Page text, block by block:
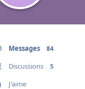
Messages 84
Discussions 5
J'aime